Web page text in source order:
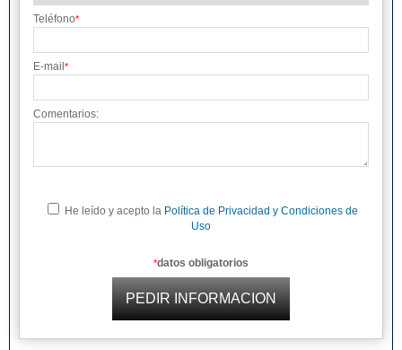
Teléfono*
E-mail *
Comentarios:
He leído y acepto la Política de Privacidad y Condiciones de
Uso
*datos obligatorios